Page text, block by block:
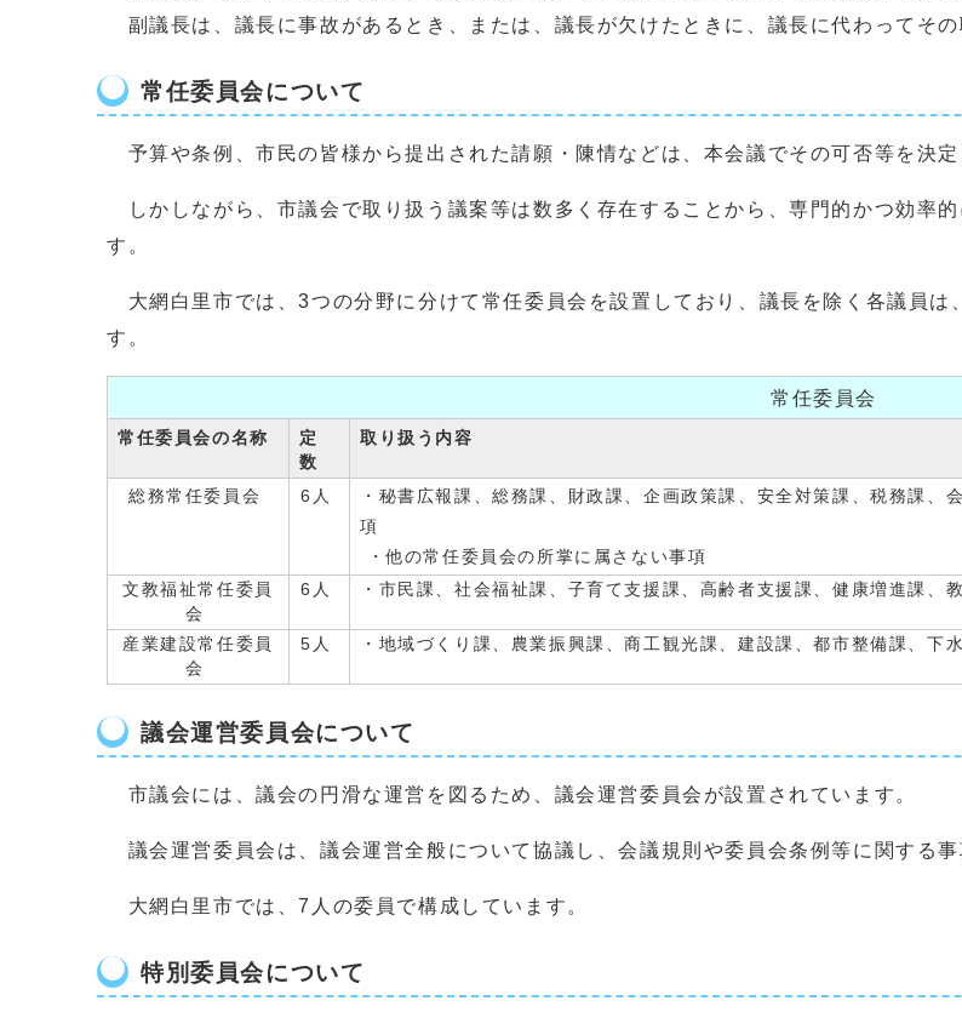
副議長は、議長に事故があるとき、または、議長が欠けたときに、議長に代わってその
常任委員会について
予算や条例、市民の皆様から提出された請願・陳情などは、本会議でその可否等を決定
しかしながら、市議会で取り扱う議案等は数多く存在することから、専門的かつ効率
す。
大網白里市では、3つの分野に分けて常任委員会を設置しており、議長を除く各議員は
す。
常任委員会
常任委員会の名称
定
数
取り扱う内容
総務常任委員会 6人
・秘書広報課、総務課、財政課、企画政策課、安全対策課、税務課
項
・他の常任委員会の所掌に属さない事項
文教福祉常任委員
会
6人 ・市民課、社会福祉課、子育て支援課、高齢者支援課、健康増進課、
産業建設常任委員
会
5人 ・地域づくり課、農業振興課、商工観光課、建設課、都市整備課、下
議会運営委員会について
市議会には、議会の円滑な運営を図るため、議会運営委員会が設置されています。
議会運営委員会は、議会運営全般について協議し、会議規則や委員会条例等に関する
大網白里市では、7人の委員で構成しています。
特別委員会について